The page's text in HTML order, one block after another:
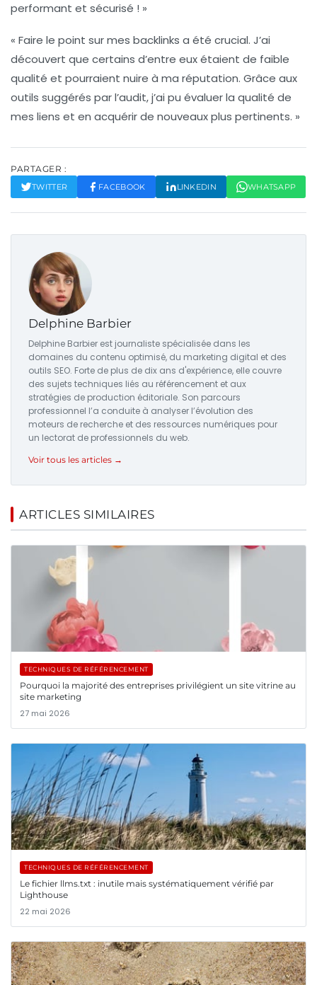
performant et sécurisé ! »
« Faire le point sur mes backlinks a été crucial. J’ai
découvert que certains d’entre eux étaient de faible
qualité et pourraient nuire à ma réputation. Grâce aux
outils suggérés par l’audit, j’ai pu évaluer la qualité de
mes liens et en acquérir de nouveaux plus pertinents. »
PARTAGER :
TWITTER FACEBOOK LINKEDIN WHATSAPP
Delphine Barbier
Delphine Barbier est journaliste spécialisée dans les
domaines du contenu optimisé, du marketing digital et des
outils SEO. Forte de plus de dix ans d'expérience, elle couvre
des sujets techniques liés au référencement et aux
stratégies de production éditoriale. Son parcours
professionnel l’a conduite à analyser l’évolution des
moteurs de recherche et des ressources numériques pour
un lectorat de professionnels du web.
Voir tous les articles →
ARTICLES SIMILAIRES
TECHNIQUES DE RÉFÉRENCEMENT
Pourquoi la majorité des entreprises privilégient un site vitrine au
site marketing
27 mai 2026
TECHNIQUES DE RÉFÉRENCEMENT
Le fichier llms.txt : inutile mais systématiquement vérifié par
Lighthouse
22 mai 2026